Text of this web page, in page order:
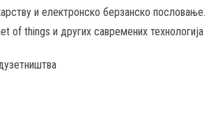
и електронско берзанско пословање.
of things и других савремених технологија